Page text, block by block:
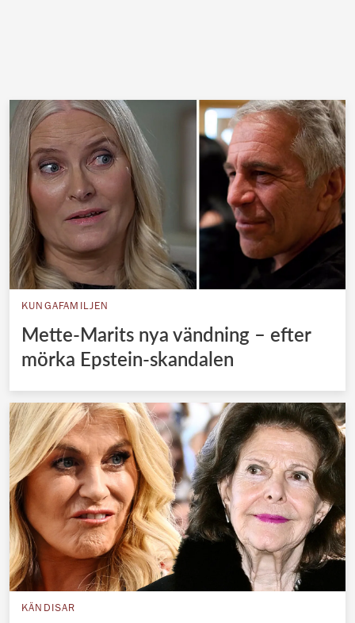
KUNGAFAMILJEN
Mette-Marits nya vändning – efter
mörka Epstein-skandalen
KÄNDISAR